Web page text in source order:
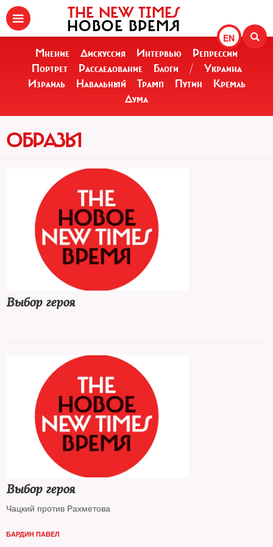
EN
THE NEW TIMES
НОВОЕ ВРЕМЯ
Мнение Дискуссия Интервью
Репрессии
Портрет
Расследование Блоги /
Украина
Израиль
Навальный Трамп Путин
Кремль
Дума
ОБРАЗЫ
Выбор героя
Выбор героя
Чацкий против Рахметова
БАРДИН ПАВЕЛ